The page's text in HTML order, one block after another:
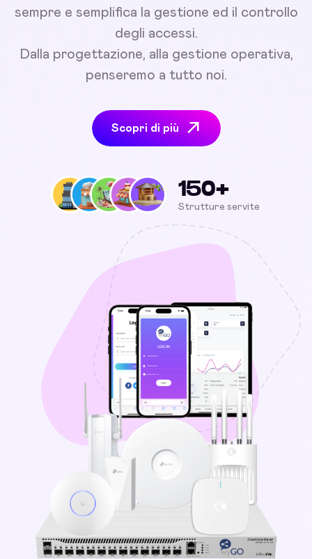
sempre e semplifica la gestione ed il controllo
degli accessi.
Dalla progettazione, alla gestione operativa,
penseremo a tutto noi.
Scopri di più
150+
Strutture servite